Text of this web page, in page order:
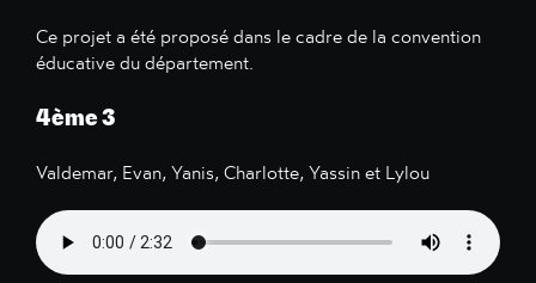
Ce projet a été proposé dans le cadre de la convention
éducative du département.
4ème 3
Valdemar, Evan, Yanis, Charlotte, Yassin et Lylou